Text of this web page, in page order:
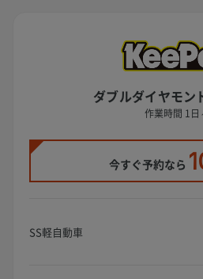
ダブルダイヤモン
作業時間 1日
今すぐ予約なら
SS軽自動車